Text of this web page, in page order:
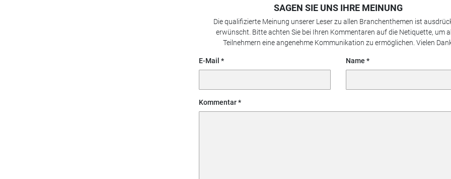
SAGEN SIE UNS IHRE MEINUNG
Die qualifizierte Meinung unserer Leser zu allen Branchenthemen ist
erwünscht. Bitte achten Sie bei Ihren Kommentaren auf die Netiquette, um
Teilnehmern eine angenehme Kommunikation zu ermöglichen. Vielen
E-Mail Name
Kommentar